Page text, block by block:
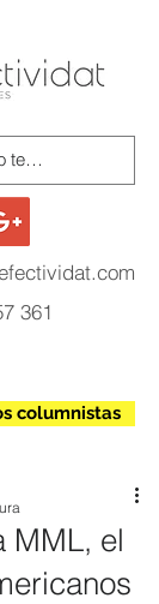
361
columnistas
MML, el